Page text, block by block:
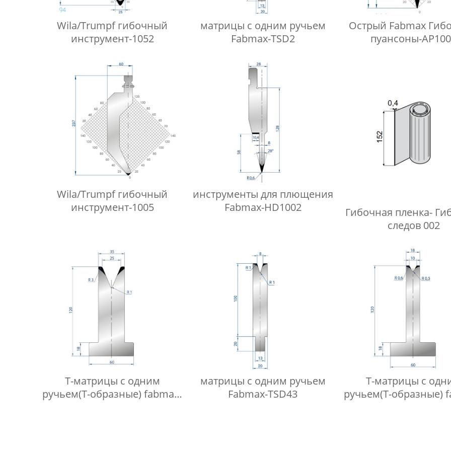
Wila/Trumpf гибочный
инструмент-1052
матрицы с одним ручьем
Fabmax-TSD2
Острый Fabmax
пуансоны-
Wila/Trumpf гибочный
инструмент-1005
инструменты для плющения
Fabmax-HD1002
Гибочная пленка-
следов 002
Т-матрицы с одним
ручьем(Т-образные) fabmax-
матрицы с одним ручьем
Fabmax-TSD43
Т-матрицы с
ручьем(Т-образные)